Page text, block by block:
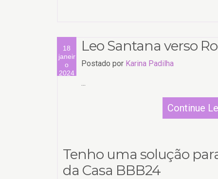
18
janeir
o
2024
Leo Santana verso
Postado por Karina Padilha
...
Continue
Tenho uma solução
da Casa BBB24